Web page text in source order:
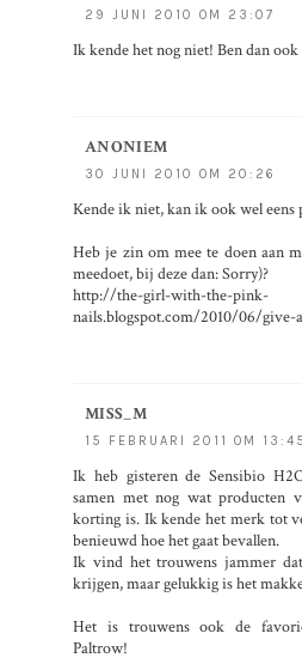
29 JUNI 2010 OM 23:07
Ik kende het nog niet! Ben dan
ANONIEM
30 JUNI 2010 OM 20:26
Kende ik niet, kan ik ook wel eens
Heb je zin om mee te doen aan
meedoet, bij deze dan: Sorry)?
http://the-girl-with-the-pink-
nails.blogspot.com/2010/06/give-
MISS_M
15 FEBRUARI 2011 OM 13:45
Ik heb gisteren de Sensibio
samen met nog wat producten
korting is. Ik kende het merk tot
benieuwd hoe het gaat bevallen.
Ik vind het trouwens jammer
krijgen, maar gelukkig is het
Het is trouwens ook de
Paltrow!